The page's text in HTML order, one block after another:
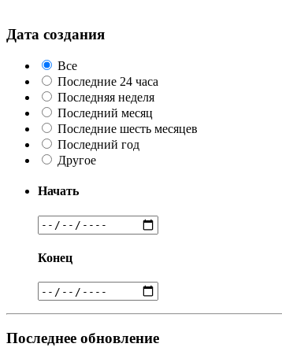
Дата создания
Все
Последние 24 часа
Последняя неделя
Последний месяц
Последние шесть месяцев
Последний год
Другое
Начать
Конец
Последнее обновление